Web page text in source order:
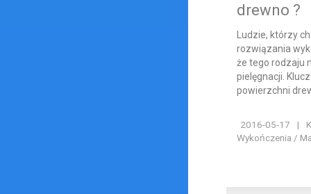
drewno ?
Ludzie, którzy
rozwiązania
że tego rodzaju
pielęgnacji.
powierzchni
2016-05-17 |
Wykończenia /